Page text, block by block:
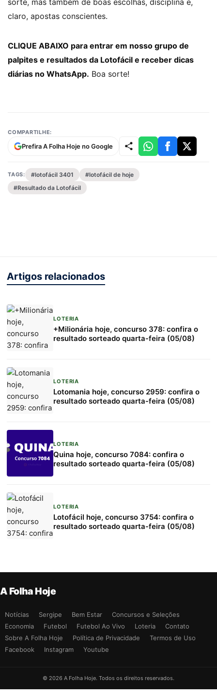
sorte, mas também de boas escolhas, disciplina e,
claro, apostas conscientes.
CLIQUE ABAIXO para entrar em nosso grupo de
palpites e resultados da Lotofácil e receber dicas
diárias no WhatsApp. Boa sorte!
COMPARTILHE:
Prefira A Folha Hoje no Google
TAGS: #lotofácil 3401
#lotofácil de hoje
#Resultado da Lotofácil
Artigos relacionados
LOTERIA
+Milionária hoje, concurso 378: confira o
resultado sorteado quarta-feira (05/08)
LOTERIA
Lotomania hoje, concurso 2959: confira o
resultado sorteado quarta-feira (05/08)
LOTERIA
Quina hoje, concurso 7084: confira o
resultado sorteado quarta-feira (05/08)
LOTERIA
Lotofácil hoje, concurso 3754: confira o
resultado sorteado quarta-feira (05/08)
A Folha Hoje
Notícias Sergipe Bem Estar
Concursos e Seleções
Economia
Futebol Futebol Ao Vivo Loteria
Contato
Sobre A Folha Hoje
Política de Privacidade
Termos de Uso
Facebook
Instagram Youtube
© 2026 A Folha Hoje. Todos os direitos reservados.